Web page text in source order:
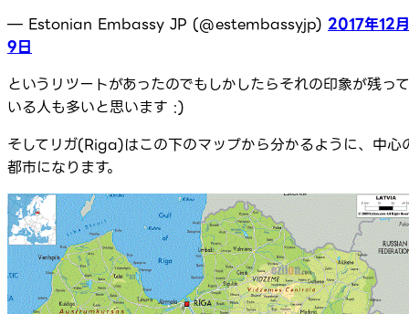
— Estonian Embassy JP (@estembassyjp) 2017年12月
9日
というリツートがあったのでもしかしたらそれの印象が残って
いる人も多いと思います :)
そしてリガ(Riga)はこの下のマップから分かるように、中心
都市になります。